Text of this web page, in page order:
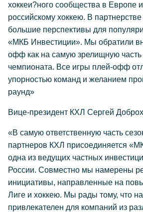
хоккеи?ного сообщества в Европе
российскому хоккею. В
большие перспективы для
«МКБ Инвестиции». Мы обратили
офф как на самую зрелищную часть
чемпионата. Все игры плей-офф
упорностью команд и желанием
раунд»
Вице-президент КХЛ Сергей
«В самую ответственную часть
партнеров КХЛ присоединяется
одна из ведущих частных
России. Совместно мы намерены
инициативы, направленные на
Лиге и хоккею. Мы рады тому, что
привлекателен для компаний из